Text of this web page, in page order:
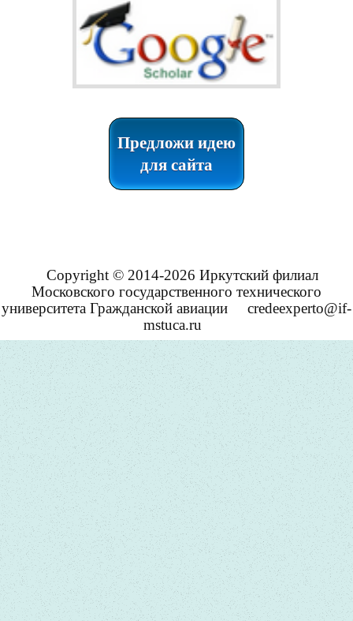
Предложи идею
для сайта
Copyright © 2014-2026 Иркутский филиал
Московского государственного технического
университета Гражданской авиации
credeexperto@if-
mstuca.ru